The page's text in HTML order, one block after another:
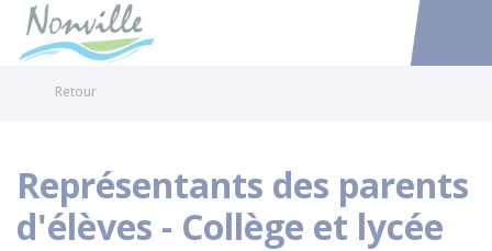
Accéder
Retour
Représentants des parents
d'élèves - Collège et lycée